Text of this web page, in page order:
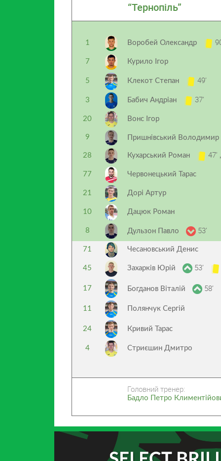
“Тернопіль”
1 Воробей Олександр
7 Курило Ігор
5 Клекот Степан 49’
3 Бабич Андріан 37’
20 Вонс Ігор
9 Пришнівський Володимир
28 Кухарський Роман 47’ ,
77 Червонецький Тарас
21 Дорі Артур
10 Дацюк Роман
8 Дульзон Павло 53’
71 Чесановський Денис
45 Захарків Юрій 53’
17 Богданов Віталій 58’
11 Полянчук Сергій
24 Кривий Тарас
4 Стриєшин Дмитро
Головний тренер:
Бадло Петро